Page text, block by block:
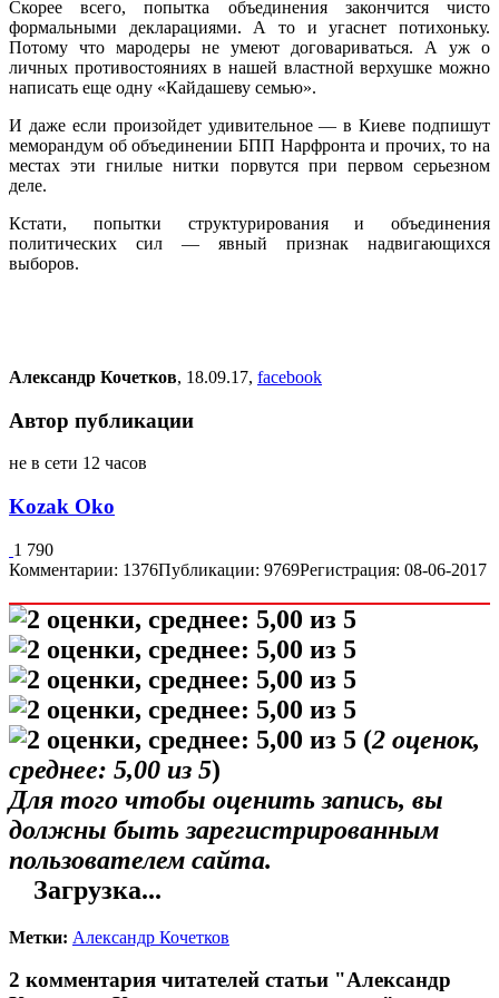
Скорее всего, попытка объединения закончится чисто
формальными декларациями. А то и угаснет потихоньку.
Потому что мародеры не умеют договариваться. А уж о
личных противостояниях в нашей властной верхушке можно
написать еще одну «Кайдашеву семью».
И даже если произойдет удивительное — в Киеве подпишут
меморандум об объединении БПП Нарфронта и прочих, то на
местах эти гнилые нитки порвутся при первом серьезном
деле.
Кстати, попытки структурирования и объединения
политических сил — явный признак надвигающихся
выборов.
Александр Кочетков, 18.09.17, facebook
Автор публикации
не в сети 12 часов
Kozak Oko
1 790
Комментарии: 1376Публикации: 9769Регистрация: 08-06-2017
(2 оценок,
среднее: 5,00 из 5)
Для того чтобы оценить запись, вы
должны быть зарегистрированным
пользователем сайта.
Загрузка...
Метки: Александр Кочетков
2 комментария читателей статьи "Александр